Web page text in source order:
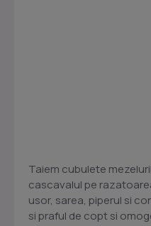
Taiem cubulete
cascavalul pe
usor, sarea, piperul si
si praful de copt si